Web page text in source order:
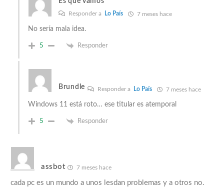
Responder a Lo País 7 meses hace
No sería mala idea.
5 Responder
Brundle Responder a Lo País 7 meses hace
Windows 11 está roto… ese titular es atemporal
5 Responder
assbot 7 meses hace
cada pc es un mundo a unos lesdan problemas y a otros no.